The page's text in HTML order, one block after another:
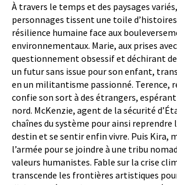
À travers le temps et des paysages
personnages tissent une toile
résilience humaine face aux
environnementaux. Marie, aux prises
questionnement obsessif et déchirant
un futur sans issue pour son enfant,
en un militantisme passionné. Terence,
confie son sort à des étrangers,
nord. McKenzie, agent de la sécurité
chaînes du système pour ainsi reprendre
destin et se sentir enfin vivre. Puis Kira,
l’armée pour se joindre à une tribu
valeurs humanistes. Fable sur la crise
transcende les frontières artistiques